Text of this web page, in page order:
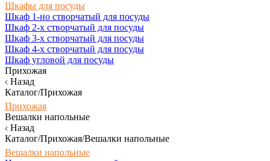
Шкафы для посуды
Шкаф 1-но створчатый для посуды
Шкаф 2-х створчатый для посуды
Шкаф 3-х створчатый для посуды
Шкаф 4-х створчатый для посуды
Шкаф угловой для посуды
Прихожая
Назад
Каталог/Прихожая
Прихожая
Вешалки напольные
Назад
Каталог/Прихожая/Вешалки напольные
Вешалки напольные